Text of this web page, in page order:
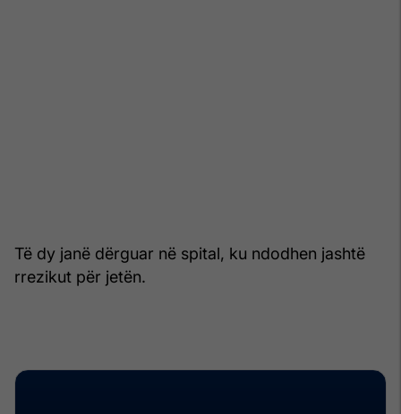
Të dy janë dërguar në spital, ku ndodhen jashtë
rrezikut për jetën.